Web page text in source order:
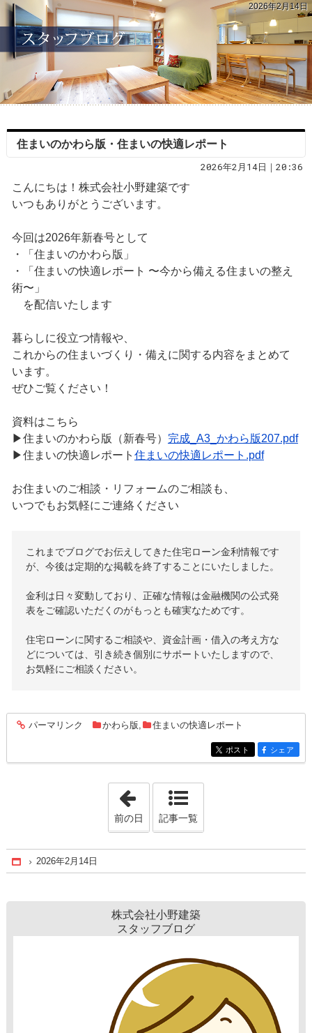
2026年2月14日
住まいのかわら版・住まいの快適レポート
2026年2月14日｜20:36
こんにちは！株式会社小野建築です
いつもありがとうございます。
今回は2026年新春号として
・「住まいのかわら版」
・「住まいの快適レポート 〜今から備える住まいの整え
術〜」
を配信いたします
暮らしに役立つ情報や、
これからの住まいづくり・備えに関する内容をまとめて
います。
ぜひご覧ください！
資料はこちら
▶住まいのかわら版（新春号） 完成_A3_かわら版207.pdf
▶住まいの快適レポート 住まいの快適レポート.pdf
お住まいのご相談・リフォームのご相談も、
いつでもお気軽にご連絡ください
これまでブログでお伝えしてきた住宅ローン金利情報です
が、今後は定期的な掲載を終了することにいたしました。
金利は日々変動しており、正確な情報は金融機関の公式発
表をご確認いただくのがもっとも確実なためです。
住宅ローンに関するご相談や、資金計画・借入の考え方な
どについては、引き続き個別にサポートいたしますので、
お気軽にご相談ください。
entry211
パーマリンク かわら版 住まいの快適レポート
entry211
ポスト entry211
シェア
「2024年11月 1日」
前の日 記事一覧
Home
2026年2月14日
株式会社小野建築
スタッフブログ